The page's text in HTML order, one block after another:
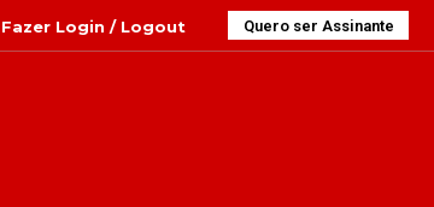
Fazer Login / Logout Quero ser Assinante